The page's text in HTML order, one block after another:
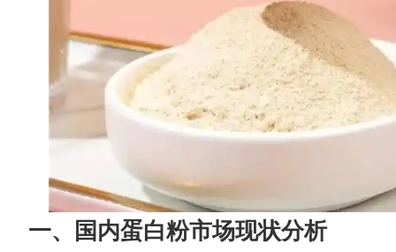
一、国内蛋白粉市场现状分析